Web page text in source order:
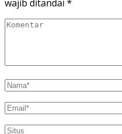
wajib ditandai *